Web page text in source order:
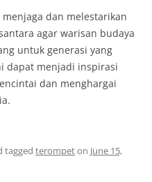
dan melestarikan
agar warisan budaya
untuk generasi yang
dapat menjadi inspirasi
dan menghargai
tagged terompeton June 15,